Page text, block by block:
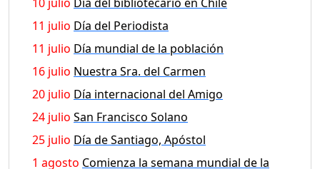
11 julio Día del Periodista
11 julio Día mundial de la población
16 julio Nuestra Sra. del Carmen
20 julio Día internacional del Amigo
24 julio San Francisco Solano
25 julio Día de Santiago, Apóstol
1 agosto Comienza la semana mundial de la